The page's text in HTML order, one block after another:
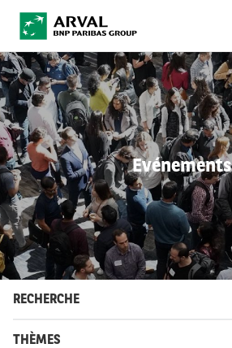
Aller au contenu principal
Evénements
RECHERCHE
THÈMES
À PROPOS
ACTUALITÉS
DÉVELOPPEMENT DURABLE
DEBT INVESTORS
CAREERS